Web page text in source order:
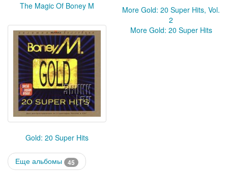
The Magic Of Boney M
More Gold: 20 Super Hits, Vol.
2
Gold: 20 Super Hits
More Gold: 20 Super Hits
Еще альбомы 45